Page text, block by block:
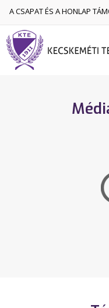
A CSAPAT ÉS A HONLAP